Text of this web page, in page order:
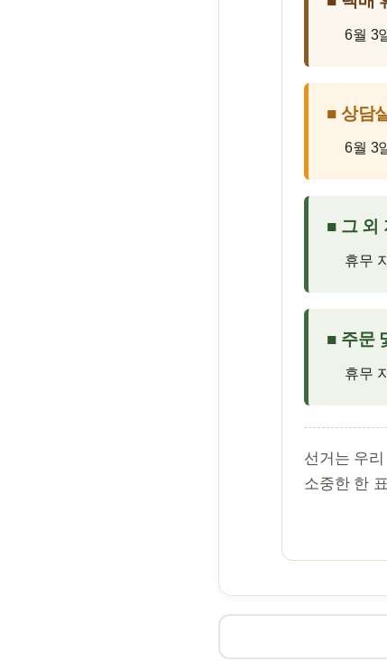
6월 3
■ 상담
6월 3
■ 그 외
휴무
■ 주문
휴무
선거는 우
소중한 한